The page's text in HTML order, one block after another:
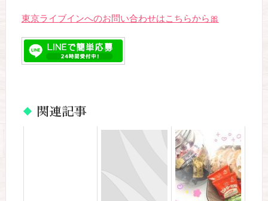
東京ライブインへのお問い合わせはこちらから🎀
関連記事